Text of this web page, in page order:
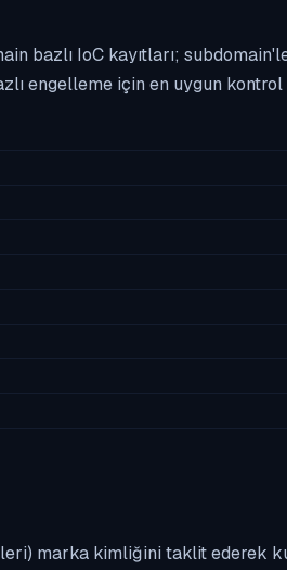
bazlı IoC kayıtları;
engelleme için en uygun kontrol
marka kimliğini taklit ederek